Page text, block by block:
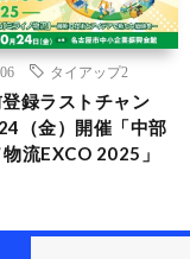
タイアップ2
録ラストチャン
（金）開催「中部
流EXCO 2025」